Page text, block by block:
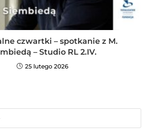
czwartki – spotkanie z M.
– Studio RL 2.IV.
25 lutego 2026